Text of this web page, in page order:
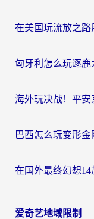
爱奇艺地域限制